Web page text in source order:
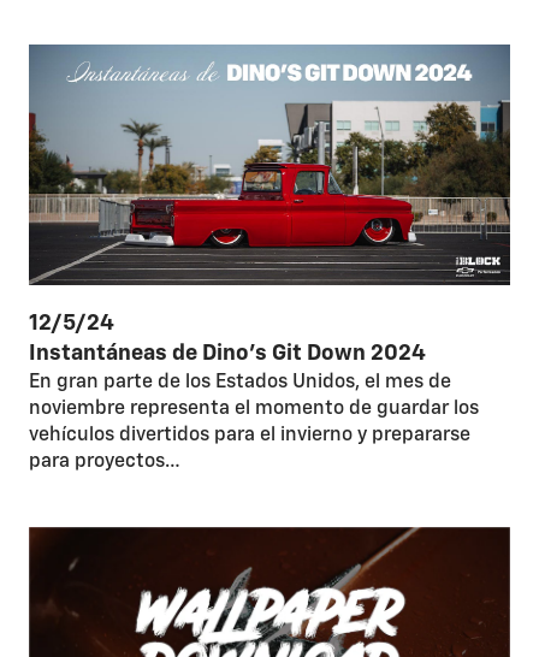
12/5/24
Instantáneas de Dino's Git Down 2024
En gran parte de los Estados Unidos, el mes de
noviembre representa el momento de guardar los
vehículos divertidos para el invierno y prepararse
para proyectos…